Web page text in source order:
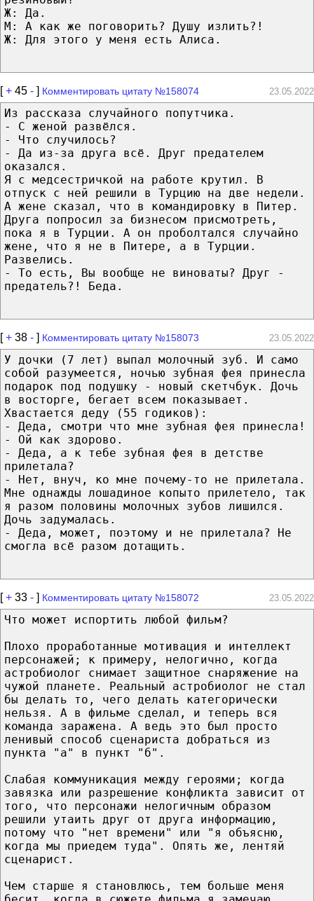
Ж: Да.
М: А как же поговорить? Душу излить?!
Ж: Для этого у меня есть Алиса.
[+ 45 - ] Комментировать цитату №158074 23.05.2022
Из рассказа случайного попутчика.
- С женой развёлся.
- Что случилось?
- Да из-за друга всё. Друг предателем
оказался.
Я с медсестричкой на работе крутил. В
отпуск с ней решили в Турцию на две недели.
А жене сказал, что в командировку в Питер.
Друга попросил за бизнесом присмотреть,
пока я в Турции. А он проболтался случайно
жене, что я не в Питере, а в Турции.
Развелись.
- То есть, Вы вообще не виноваты? Друг -
предатель?! Беда.
[+ 38 - ] Комментировать цитату №158073 23.05.2022
У дочки (7 лет) выпал молочный зуб. И само
собой разумеется, ночью зубная фея принесла
подарок под подушку - новый скетчбук. Дочь
в восторге, бегает всем показывает.
Хвастается деду (55 годиков):
- Деда, смотри что мне зубная фея принесла!
- Ой как здорово.
- Деда, а к тебе зубная фея в детстве
прилетала?
- Нет, внуч, ко мне почему-то не прилетала.
Мне однажды лошадиное копыто прилетело, так
я разом половины молочных зубов лишился.
Дочь задумалась.
- Деда, может, поэтому и не прилетала? Не
смогла всё разом дотащить.
[+ 33 - ] Комментировать цитату №158072 23.05.2022
Что может испортить любой фильм?⁠⁠
Плохо проработанные мотивация и интеллект
персонажей; к примеру, нелогично, когда
астробиолог снимает защитное снаряжение на
чужой планете. Реальный астробиолог не стал
бы делать то, чего делать категорически
нельзя. А в фильме сделал, и теперь вся
команда заражена. А ведь это был просто
ленивый способ сценариста добраться из
пункта "а" в пункт "б".
Слабая коммуникация между героями; когда
завязка или разрешение конфликта зависит от
того, что персонажи нелогичным образом
решили утаить друг от друга информацию,
потому что "нет времени" или "я объясню,
когда мы приедем туда". Опять же, лентяй
сценарист.
Чем старше я становлюсь, тем больше меня